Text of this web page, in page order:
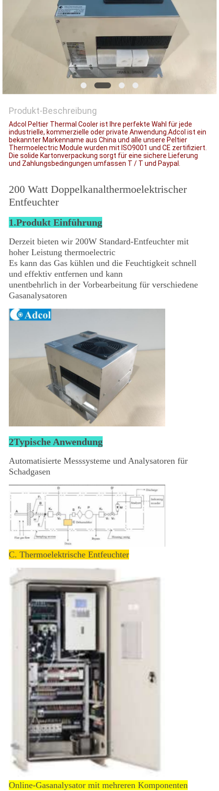
Produkt-Beschreibung
Adcol Peltier Thermal Cooler ist Ihre perfekte Wahl für jede
industrielle, kommerzielle oder private Anwendung.Adcol ist ein
bekannter Markenname aus China und alle unsere Peltier
Thermoelectric Module wurden mit ISO9001 und CE zertifiziert.
Die solide Kartonverpackung sorgt für eine sichere Lieferung
und Zahlungsbedingungen umfassen T / T und Paypal.
200 Watt Doppelkanalthermoelektrischer
Entfeuchter
1.Produkt Einführung
Derzeit bieten wir 200W Standard-Entfeuchter mit
hoher Leistung thermoelectric
Es kann das Gas kühlen und die Feuchtigkeit schnell
und effektiv entfernen und kann
unentbehrlich in der Vorbearbeitung für verschiedene
Gasanalysatoren
2Typische Anwendung
Automatisierte Messsysteme und Analysatoren für
Schadgasen
C. Thermoelektrische Entfeuchter
Online-Gasanalysator mit mehreren Komponenten